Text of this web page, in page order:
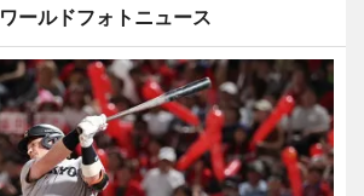
ワールドフォトニュース